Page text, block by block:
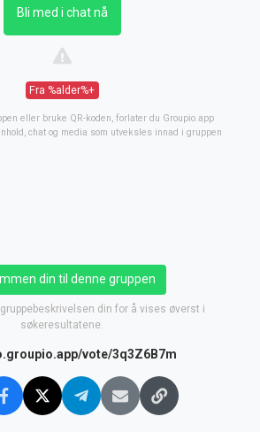
Bli med i chat nå
Fra %alder%+
eller bruke QR-koden, forlater du Groupio.app
chat og media som utveksles innad i gruppen
din til denne gruppen
din for å vises øverst i
søkeresultatene.
vote/3q3Z6B7m